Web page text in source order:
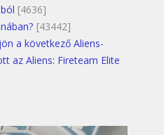
[4636]
[43442]
a következő Aliens-
az Aliens: Fireteam Elite